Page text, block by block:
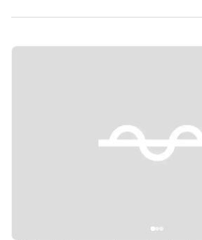
Previous slide